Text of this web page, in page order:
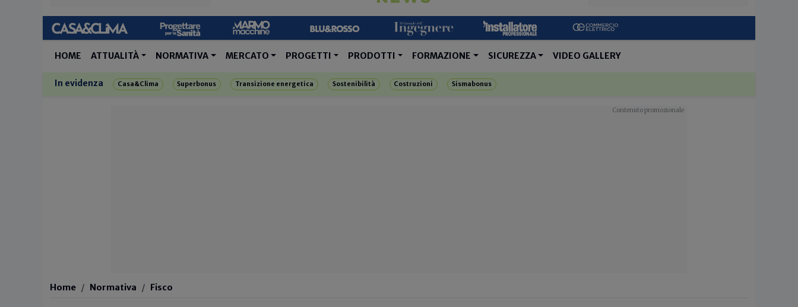
HOME ATTUALITÀ NORMATIVA MERCATO PROGETTI PRODOTTI FORMAZIONE SICUREZZA VIDEO GALLERY
In evidenza Casa&Clima Superbonus Transizione energetica Sostenibilità Costruzioni Sismabonus
Home Normativa Fisco